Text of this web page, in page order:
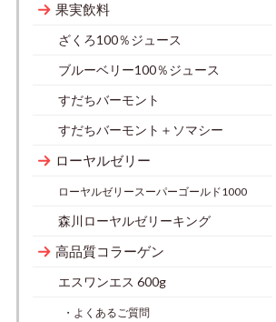
果実飲料
ざくろ100％ジュース
ブルーベリー100％ジュース
すだちバーモント
すだちバーモント＋ソマシー
ローヤルゼリー
ローヤルゼリースーパーゴールド1000
森川ローヤルゼリーキング
高品質コラーゲン
エスワンエス 600g
・よくあるご質問